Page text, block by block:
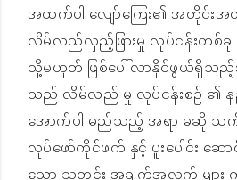
အထက်ပါ လျော်ကြေး၏ အတိုင်း
လိမ်လည်လှည့်ဖြားမှု လုပ်ငန်းတစ်ခု
သို့မဟုတ် ဖြစ်ပေါ်လာနိုင်ဖွယ်ရှိသည့်
သည် လိမ်လည် မှု လုပ်ငန်းစဉ် ၏ နည်း
အောက်ပါ မည်သည့် အရာ မဆို သက်ဆို
လုပ်ဖော်ကိုင်ဖက် နှင့် ပူးပေါင်း ဆ